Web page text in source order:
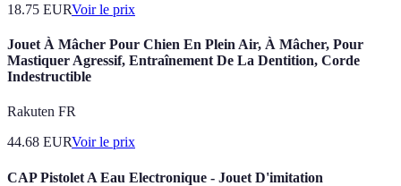
18.75 EURVoir le prix
Jouet À Mâcher Pour Chien En Plein Air, À Mâcher, Pour
Mastiquer Agressif, Entraînement De La Dentition, Corde
Indestructible
Rakuten FR
44.68 EURVoir le prix
CAP Pistolet A Eau Electronique - Jouet D'imitation